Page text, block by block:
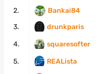
2. Bankai84
3. drunkparis
4. squaresofter
5. REALista